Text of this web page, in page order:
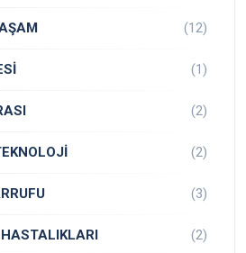
(12)
(1)
(2)
(2)
(3)
(2)